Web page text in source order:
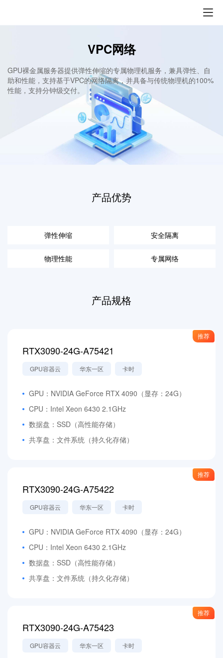
VPC网络
GPU裸金属服务器提供弹性伸缩的专属物理机服务，兼具弹性、自
助和性能，支持基于VPC的网络隔离，并具备与传统物理机的100%
性能，支持分钟级交付。
产品优势
弹性伸缩 安全隔离
物理性能 专属网络
产品规格
推荐
RTX3090-24G-A75421
GPU容器云 华东一区 卡时
GPU：NVIDIA GeForce RTX 4090（显存：24G）
CPU：Intel Xeon 6430 2.1GHz
数据盘：SSD（高性能存储）
共享盘：文件系统（持久化存储）
推荐
RTX3090-24G-A75422
GPU容器云 华东一区 卡时
GPU：NVIDIA GeForce RTX 4090（显存：24G）
CPU：Intel Xeon 6430 2.1GHz
数据盘：SSD（高性能存储）
共享盘：文件系统（持久化存储）
推荐
RTX3090-24G-A75423
GPU容器云 华东一区 卡时